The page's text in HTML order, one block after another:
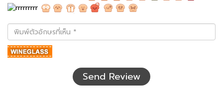
พิมพ์
ตัว
อักษร
ที่
Send Review